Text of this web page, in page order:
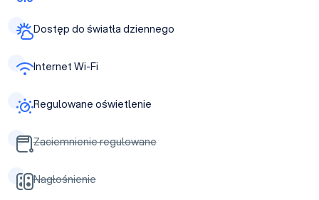
Dostęp do światła dziennego
Internet Wi-Fi
Regulowane oświetlenie
Zaciemnienie regulowane
Nagłośnienie